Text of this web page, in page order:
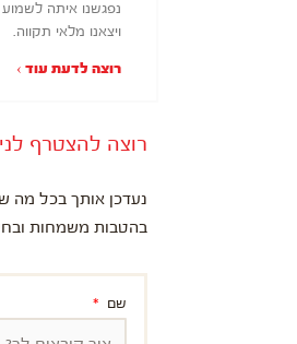
נפגשנו איתה
ויצאנו מלאי תקווה.
רוצה לדעת עוד ›
רוצה להצטרף
נעדכן אותך בכל מה
בהטבות משמחות
שם